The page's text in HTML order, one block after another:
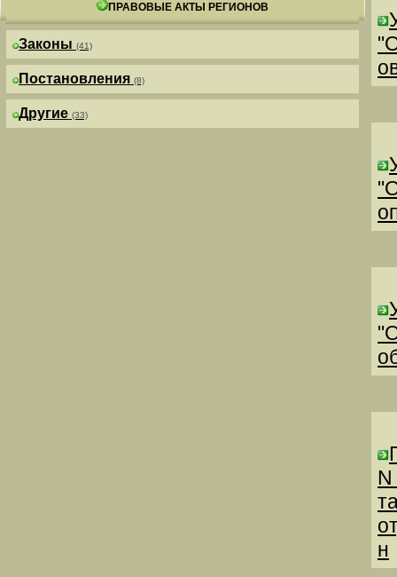
ПРАВОВЫЕ АКТЫ РЕГИОНОВ
Законы (41)
Постановления (8)
Другие (33)
н